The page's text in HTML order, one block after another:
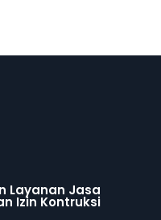
Layanan Jasa
Izin Kontruksi